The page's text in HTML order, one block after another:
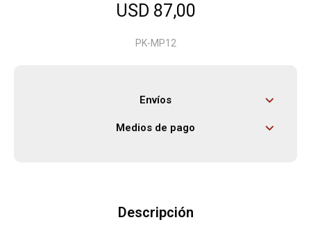
USD 87,00
PK-MP12
Envíos
Medios de pago
Descripción